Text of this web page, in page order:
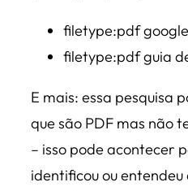
filetype:pdf
filetype:pdf guia
E mais: essa pesquisa
que são PDF mas não
– isso pode acontecer
identificou ou entendeu